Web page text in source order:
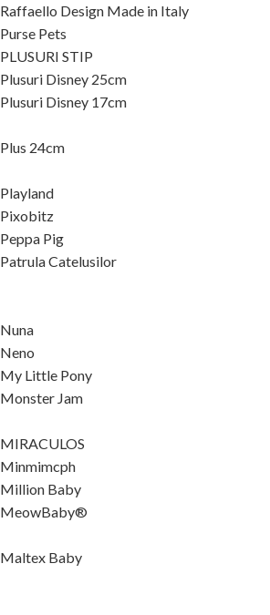
Raffaello Design Made in Italy
Purse Pets
PLUSURI STIP
Plusuri Disney 25cm
Plusuri Disney 17cm
Plus 24cm
Playland
Pixobitz
Peppa Pig
Patrula Catelusilor
Nuna
Neno
My Little Pony
Monster Jam
MIRACULOS
Minmimcph
Million Baby
MeowBaby®
Maltex Baby